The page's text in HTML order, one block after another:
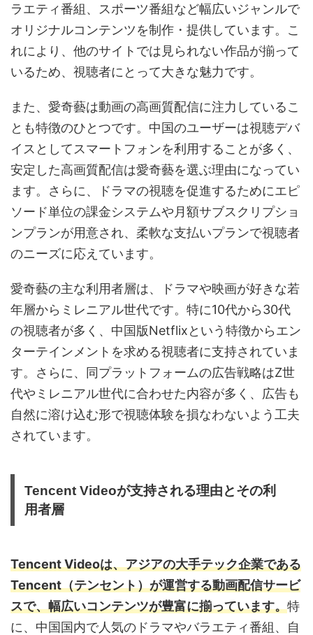
ラエティ番組、スポーツ番組など幅広いジャンルで
オリジナルコンテンツを制作・提供しています。こ
れにより、他のサイトでは見られない作品が揃って
いるため、視聴者にとって大きな魅力です。
また、愛奇藝は動画の高画質配信に注力しているこ
とも特徴のひとつです。中国のユーザーは視聴デバ
イスとしてスマートフォンを利用することが多く、
安定した高画質配信は愛奇藝を選ぶ理由になってい
ます。さらに、ドラマの視聴を促進するためにエピ
ソード単位の課金システムや月額サブスクリプショ
ンプランが用意され、柔軟な支払いプランで視聴者
のニーズに応えています。
愛奇藝の主な利用者層は、ドラマや映画が好きな若
年層からミレニアル世代です。特に10代から30代
の視聴者が多く、中国版Netflixという特徴からエン
ターテインメントを求める視聴者に支持されていま
す。さらに、同プラットフォームの広告戦略はZ世
代やミレニアル世代に合わせた内容が多く、広告も
自然に溶け込む形で視聴体験を損なわないよう工夫
されています。
Tencent Videoが支持される理由とその利
用者層
Tencent Videoは、アジアの大手テック企業である
Tencent（テンセント）が運営する動画配信サービ
スで、幅広いコンテンツが豊富に揃っています。特
に、中国国内で人気のドラマやバラエティ番組、自